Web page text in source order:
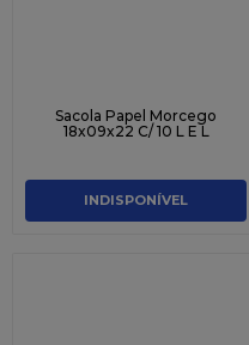
Sacola Papel Morcego
18x09x22 C/ 10 L E L
INDISPONÍVEL